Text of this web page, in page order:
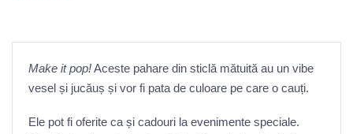
Make it pop!Aceste pahare din sticlă mătuită au un vibe
vesel și jucăuș și vor fi pata de culoare pe care o cauți.
Ele pot fi oferite ca și cadouri la evenimente speciale.